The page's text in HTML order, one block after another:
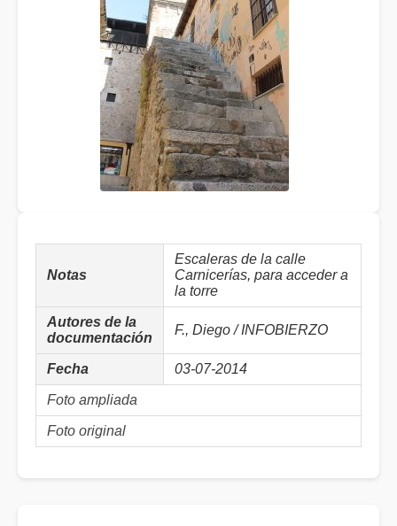
Notas
Escaleras de la calle
Carnicerías, para acceder a
la torre
Autores de la
documentación
F., Diego / INFOBIERZO
Fecha 03-07-2014
Foto ampliada
Foto original